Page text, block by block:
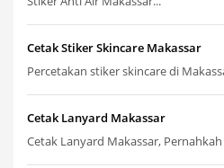
Cetak Stiker Skincare Makassar
Percetakan stiker skincare di
Cetak Lanyard Makassar
Cetak Lanyard Makassar,